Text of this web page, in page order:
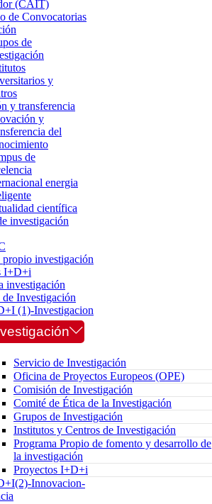
(CAIT)
de Convocatorias
de
y
y transferencia
y
del
de
energia
científica
investigación
propio investigación
I+D+i
investigación
Investigación
(1)-Investigacion
Servicio de Investigación
Oficina de Proyectos Europeos (OPE)
Comisión de Investigación
Comité de Ética de la Investigación
Grupos de Investigación
Institutos y Centros de Investigación
Programa Propio de fomento y desarrollo de
la investigación
Proyectos I+D+i
Innovacion-